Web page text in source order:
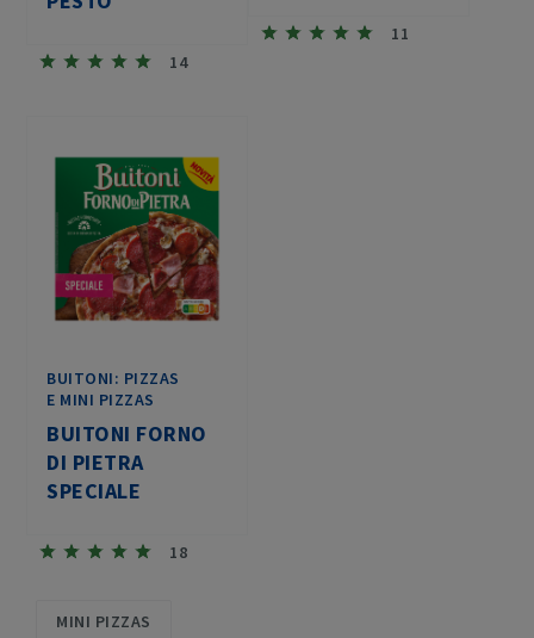
14
11
BUITONI: PIZZAS
E MINI PIZZAS
BUITONI FORNO
DI PIETRA
SPECIALE
18
MINI PIZZAS